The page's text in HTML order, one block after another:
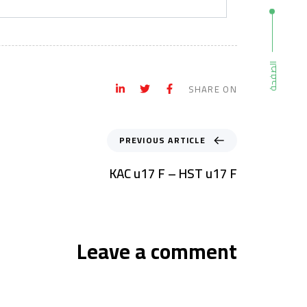
الصفحة SHARE ON
PREVIOUS ARTICLE
KAC u17 F – HST u17 F
Leave a comment